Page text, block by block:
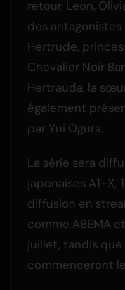
retour, Leon,
des antagonistes
Hertrude,
Chevalier Noir
Hertrauda, la
également
par Yui Ogura.
La série sera
japonaises AT-X,
diffusion en
comme ABEMA
juillet, tandis
commenceront